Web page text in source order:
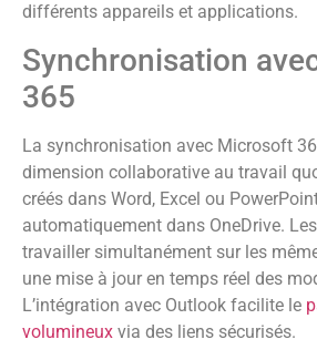
différents appareils et applications.
Synchronisation
365
La synchronisation avec Microsoft
dimension collaborative au travail
créés dans Word, Excel ou
automatiquement dans OneDrive.
travailler simultanément sur les
une mise à jour en temps réel des
L’intégration avec Outlook facilite le
volumineux via des liens sécurisés.